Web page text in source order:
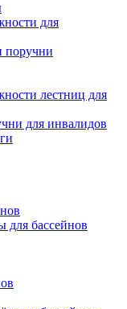
для
поручни
лестниц для
для инвалидов
для бассейнов